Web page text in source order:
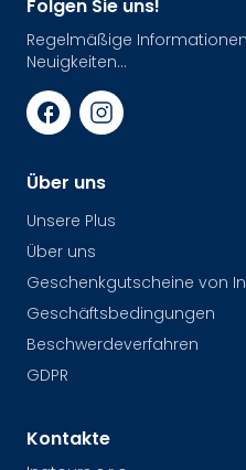
Folgen Sie uns!
Regelmäßige
Neuigkeiten...
Über uns
Unsere Plus
Über uns
Geschenkgutscheine von
Geschäftsbedingungen
Beschwerdeverfahren
GDPR
Kontakte